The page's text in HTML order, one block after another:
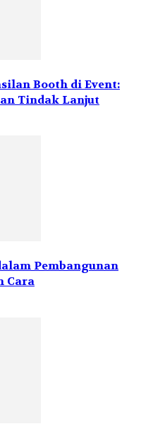
Booth di Event:
Tindak Lanjut
Pembangunan
Cara